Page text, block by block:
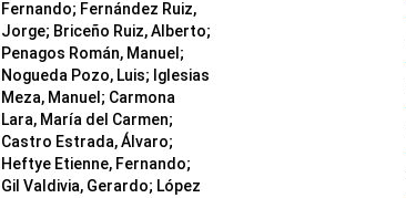
Fernando; Fernández Ruiz,
Jorge; Briceño Ruiz, Alberto;
Penagos Román, Manuel;
Nogueda Pozo, Luis; Iglesias
Meza, Manuel; Carmona
Lara, María del Carmen;
Castro Estrada, Álvaro;
Heftye Etienne, Fernando;
Gil Valdivia, Gerardo; López